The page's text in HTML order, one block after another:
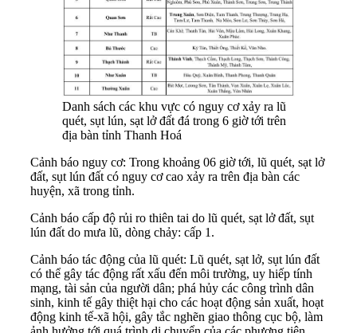
Danh sách các khu vực có nguy cơ xảy ra lũ
quét, sụt lún, sạt lở đất đá trong 6 giờ tới trên
địa bàn tỉnh Thanh Hoá
Cảnh báo nguy cơ: Trong khoảng 06 giờ tới, lũ quét, sạt lở
đất, sụt lún đất có nguy cơ cao xảy ra trên địa bàn các
huyện, xã trong tỉnh.
Cảnh báo cấp độ rủi ro thiên tai do lũ quét, sạt lở đất, sụt
lún đất do mưa lũ, dòng chảy: cấp 1.
Cảnh báo tác động của lũ quét: Lũ quét, sạt lở, sụt lún đất
có thể gây tác động rất xấu đến môi trường, uy hiếp tính
mạng, tài sản của người dân; phá hủy các công trình dân
sinh, kinh tế gây thiệt hại cho các hoạt động sản xuất, hoạt
động kinh tế-xã hội, gây tắc nghẽn giao thông cục bộ, làm